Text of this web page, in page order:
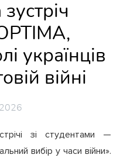
українців
війні
зі студентами —
вибір у часи війни».